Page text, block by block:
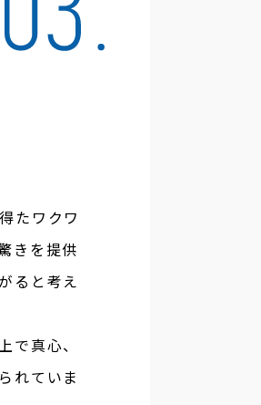
たワクワ
きを提供
ると考え
真心、
れていま